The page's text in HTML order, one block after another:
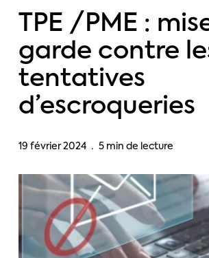
TPE /PME :
garde contre
tentatives
d’escroqueries
19 février 2024 5 min de lecture